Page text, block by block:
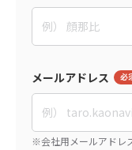
メールアドレス